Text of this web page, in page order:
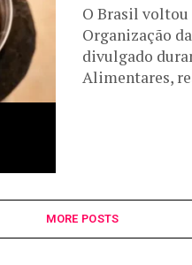
O Brasil voltou
Organização
divulgado
Alimentares,
MORE POSTS